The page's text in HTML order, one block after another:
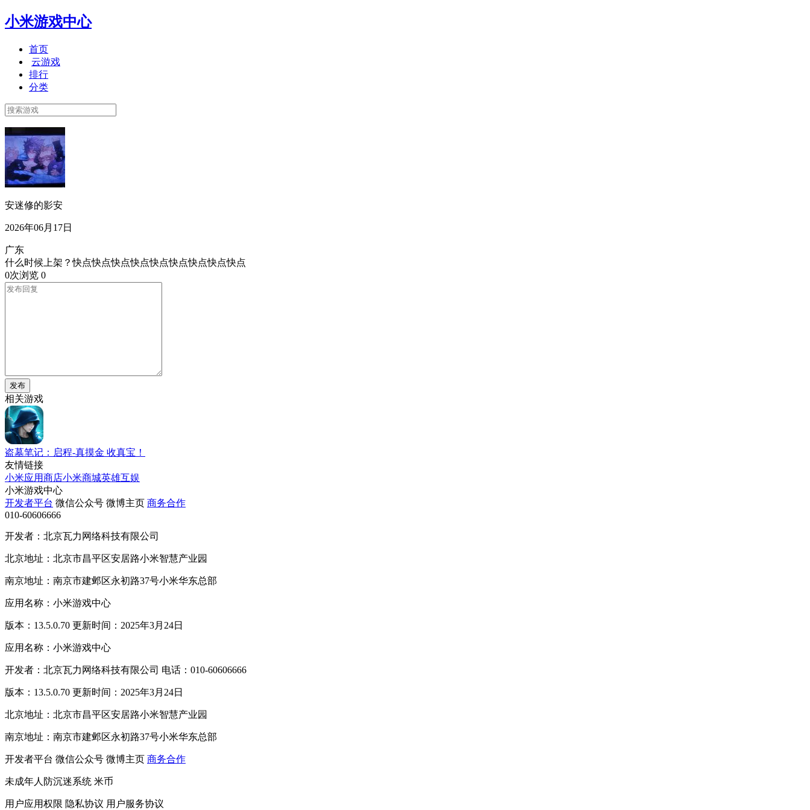
小米游戏中心
首页
云游戏
排行
分类
安迷修的影安
2026年06月17日
广东
什么时候上架？快点快点快点快点快点快点快点快点快点
0次浏览 0
发布
相关游戏
盗墓笔记：启程-真摸金 收真宝！
友情链接
小米应用商店小米商城英雄互娱
小米游戏中心
开发者平台 微信公众号 微博主页 商务合作
010-60606666
开发者：北京瓦力网络科技有限公司
北京地址：北京市昌平区安居路小米智慧产业园
南京地址：南京市建邺区永初路37号小米华东总部
应用名称：小米游戏中心
版本：13.5.0.70 更新时间：2025年3月24日
应用名称：小米游戏中心
开发者：北京瓦力网络科技有限公司 电话：010-60606666
版本：13.5.0.70 更新时间：2025年3月24日
北京地址：北京市昌平区安居路小米智慧产业园
南京地址：南京市建邺区永初路37号小米华东总部
开发者平台 微信公众号 微博主页 商务合作
未成年人防沉迷系统 米币
用户应用权限 隐私协议 用户服务协议